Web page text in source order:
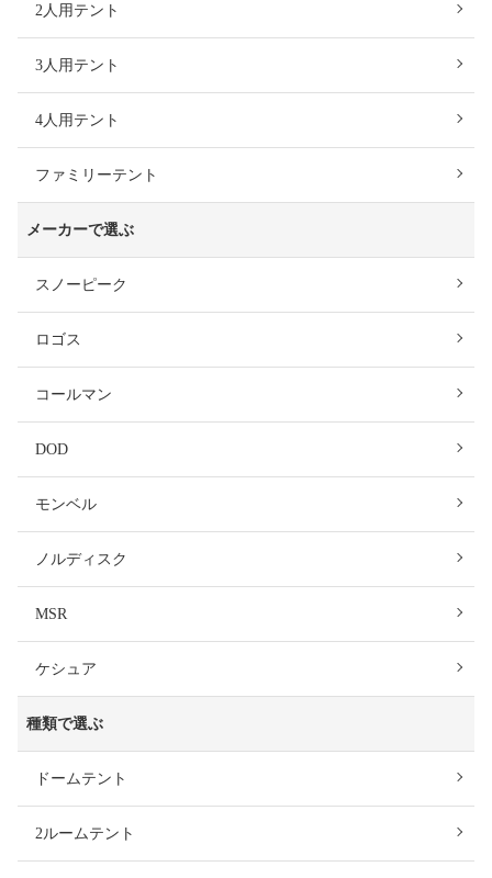
2人用テント
3人用テント
4人用テント
ファミリーテント
メーカーで選ぶ
スノーピーク
ロゴス
コールマン
DOD
モンベル
ノルディスク
MSR
ケシュア
種類で選ぶ
ドームテント
2ルームテント